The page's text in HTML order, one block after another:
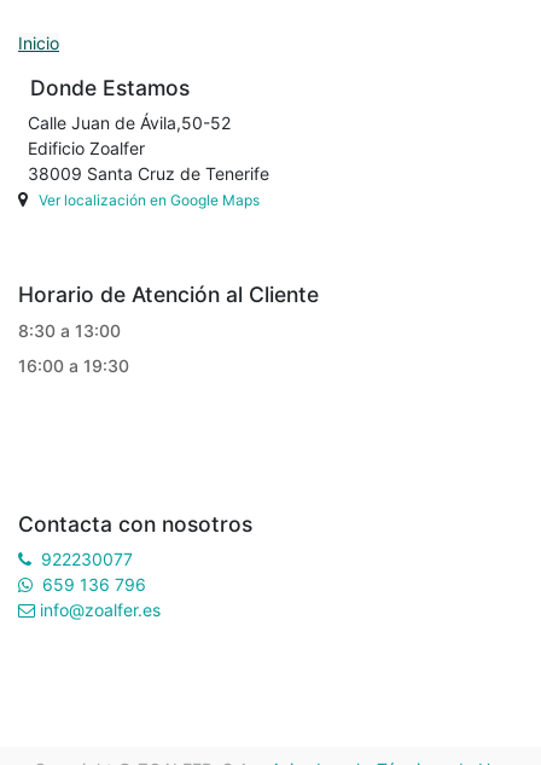
Inicio
Donde Estamos
Calle Juan de Ávila,50-52
Edificio Zoalfer
38009 Santa Cruz de Tenerife
Ver localización en Google Maps
Horario de Atención al Cliente
8:30 a 13:00
16:00 a 19:30
Contacta con nosotros
922230077
659 136 796
info@zoalfer.es